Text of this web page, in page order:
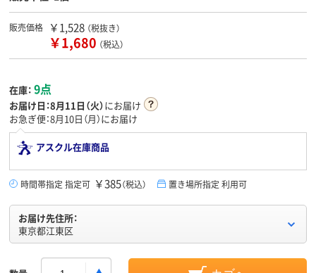
販売価格 ￥1,528 （税抜き）
￥1,680 （税込）
在庫： 9点
お届け日：8月11日（火）にお届け
お急ぎ便：8月10日（月）にお届け
アスクル在庫商品
時間帯指定 指定可 ￥385（税込） 置き場所指定 利用可
お届け先住所：
東京都江東区